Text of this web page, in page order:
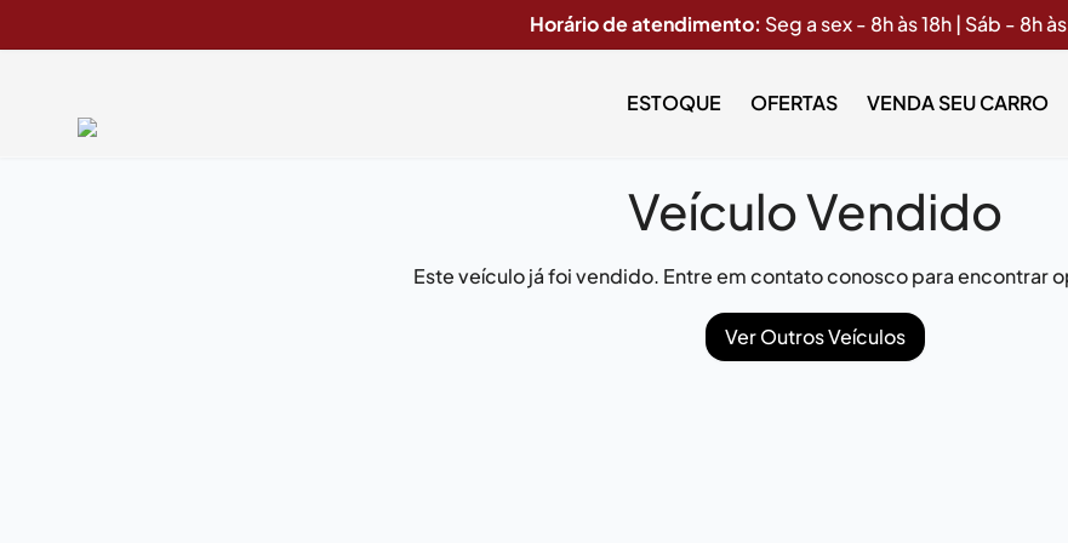
Horário de atendimento: Seg a sex - 8h às 18h | Sáb - 8h
ESTOQUE OFERTAS VENDA SEU CARRO
Veículo Vendido
Este veículo já foi vendido. Entre em contato conosco para encontrar
Ver Outros Veículos